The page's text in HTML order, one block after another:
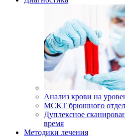
Анализ крови на
МСКТ брюшного
Дуплексное
время
Методики лечения